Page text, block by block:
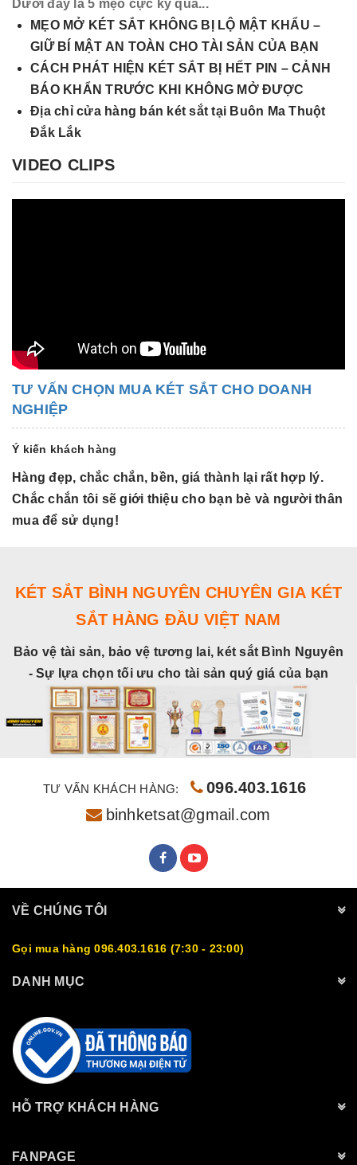
Dưới đây là 5 mẹo cực kỳ qua...
MẸO MỞ KÉT SẮT KHÔNG BỊ LỘ MẬT KHẨU –
GIỮ BÍ MẬT AN TOÀN CHO TÀI SẢN CỦA BẠN
CÁCH PHÁT HIỆN KÉT SẮT BỊ HẾT PIN – CẢNH
BÁO KHẨN TRƯỚC KHI KHÔNG MỞ ĐƯỢC
Địa chỉ cửa hàng bán két sắt tại Buôn Ma Thuột
Đắk Lắk
VIDEO CLIPS
TƯ VẤN CHỌN MUA KÉT SẮT CHO DOANH
NGHIỆP
Ý kiến khách hàng
Hàng đẹp, chắc chắn, bền, giá thành lại rất hợp lý.
Chắc chắn tôi sẽ giới thiệu cho bạn bè và người thân
mua để sử dụng!
KÉT SẮT BÌNH NGUYÊN CHUYÊN GIA KÉT
SẮT HÀNG ĐẦU VIỆT NAM
Bảo vệ tài sản, bảo vệ tương lai, két sắt Bình Nguyên
- Sự lựa chọn tối ưu cho tài sản quý giá của bạn
TƯ VẤN KHÁCH HÀNG:
096.403.1616
binhketsat@gmail.com
VỀ CHÚNG TÔI
Gọi mua hàng 096.403.1616 (7:30 - 23:00)
DANH MỤC
HỖ TRỢ KHÁCH HÀNG
FANPAGE